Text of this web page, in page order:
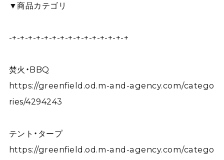
▼商品カテゴリ
-+-+-+-+-+-+-+-+-+-+-+-+-+-+-+
焚火・BBQ
https://greenfield.od.m-and-agency.com/catego
ries/4294243
テント・タープ
https://greenfield.od.m-and-agency.com/catego